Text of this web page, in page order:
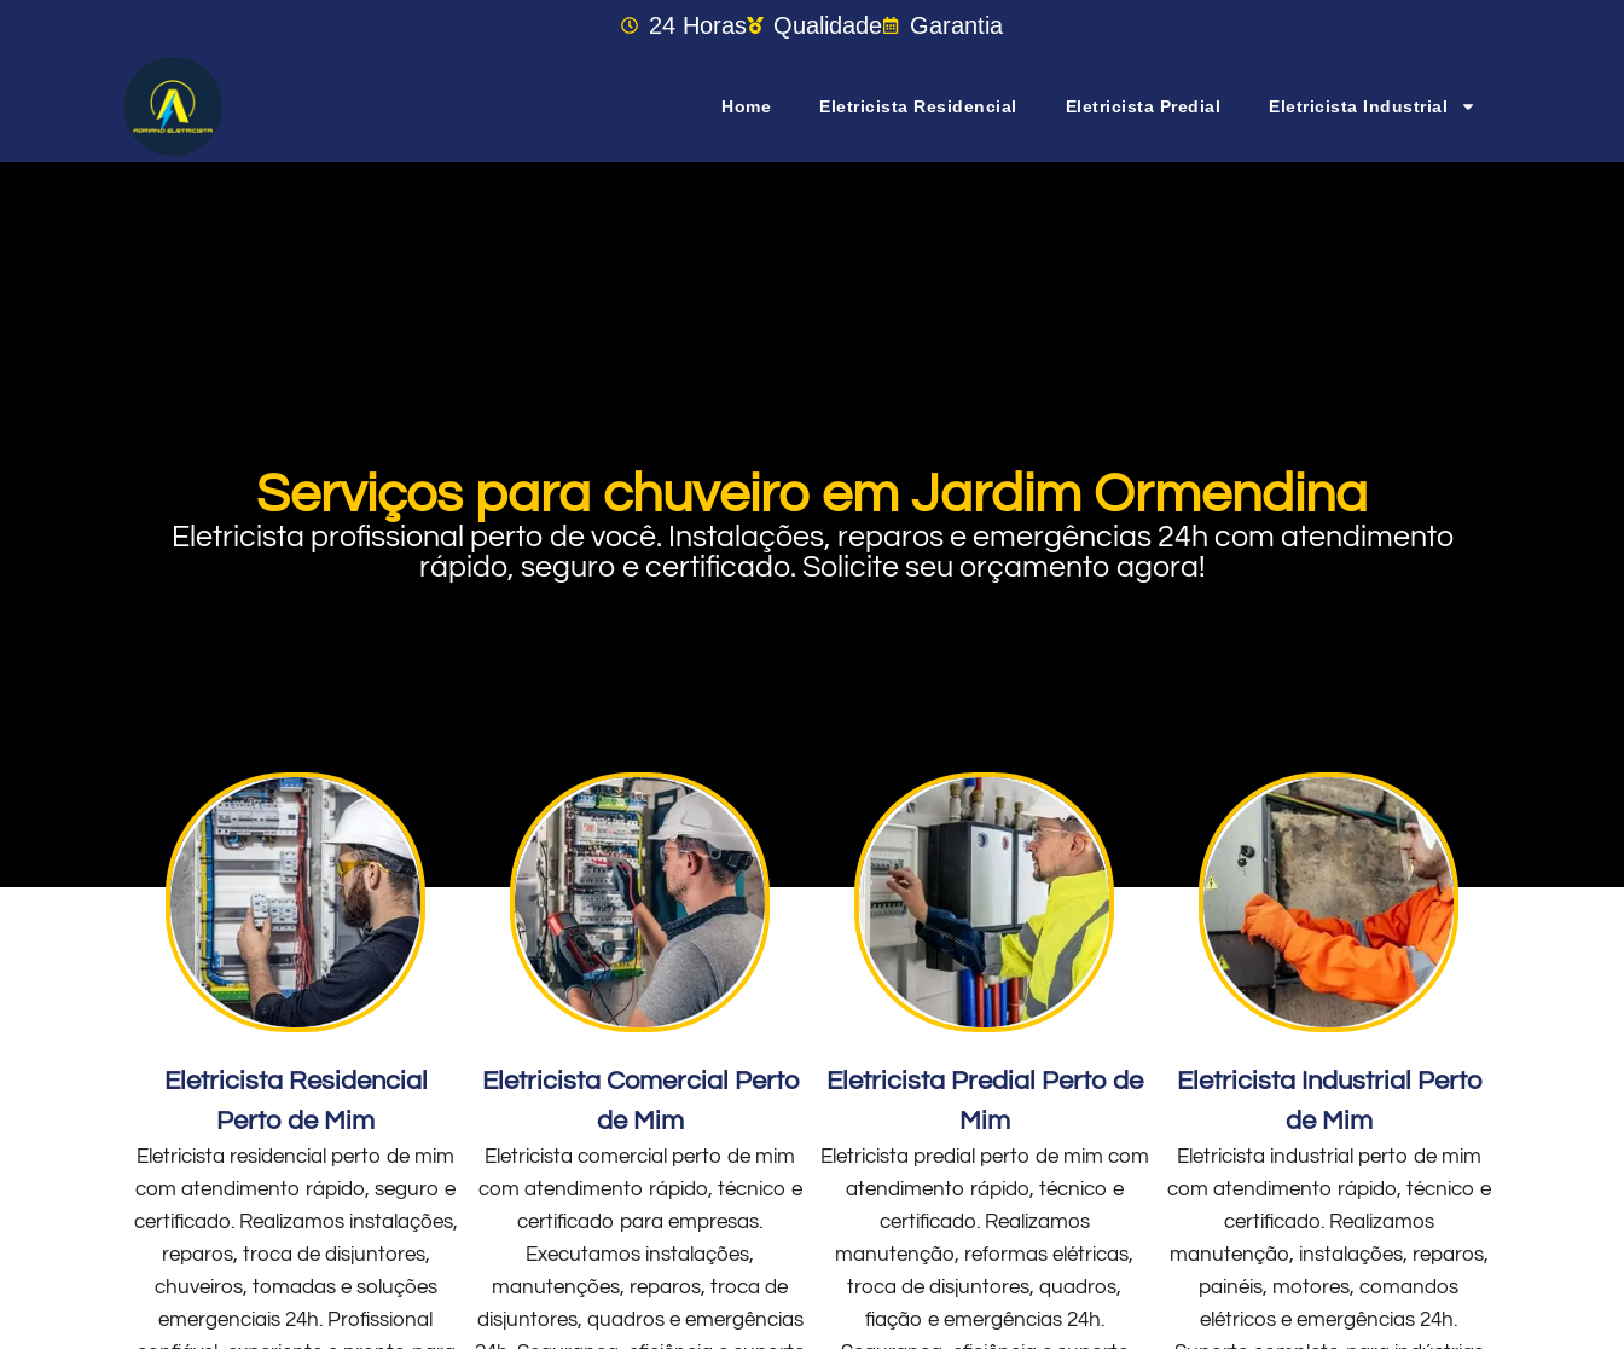
24 Horas Qualidade Garantia
Home Eletricista Residencial Eletricista Predial Eletricista Industrial
Serviços para chuveiro em Jardim Ormendina
Eletricista profissional perto de você. Instalações, reparos e emergências 24h com atendimento
rápido, seguro e certificado. Solicite seu orçamento agora!
Eletricista Residencial
Perto de Mim
Eletricista residencial perto de mim
com atendimento rápido, seguro e
certificado. Realizamos instalações,
reparos, troca de disjuntores,
chuveiros, tomadas e soluções
emergenciais 24h. Profissional
Eletricista Comercial Perto
de Mim
Eletricista comercial perto de mim
com atendimento rápido, técnico e
certificado para empresas.
Executamos instalações,
manutenções, reparos, troca de
disjuntores, quadros e emergências
Eletricista Predial Perto de
Mim
Eletricista predial perto de mim com
atendimento rápido, técnico e
certificado. Realizamos
manutenção, reformas elétricas,
troca de disjuntores, quadros,
fiação e emergências 24h.
Eletricista Industrial Perto
de Mim
Eletricista industrial perto de mim
com atendimento rápido, técnico e
certificado. Realizamos
manutenção, instalações, reparos,
painéis, motores, comandos
elétricos e emergências 24h.